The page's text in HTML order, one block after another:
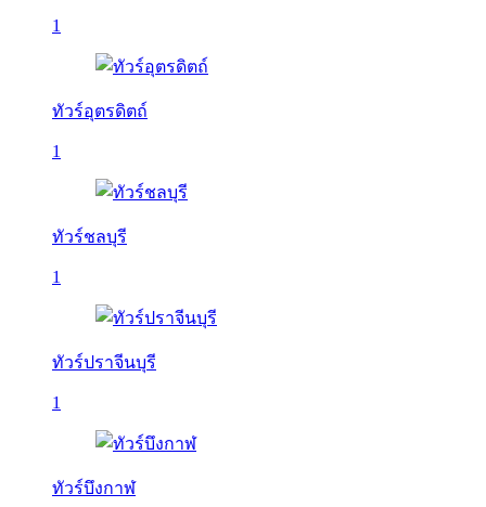
1
ทัวร์อุตรดิตถ์
1
ทัวร์ชลบุรี
1
ทัวร์ปราจีนบุรี
1
ทัวร์บึงกาฬ